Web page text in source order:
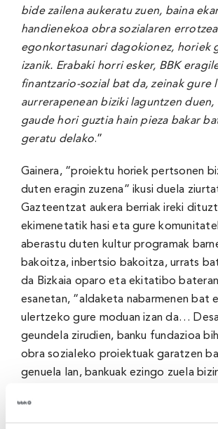
bide zailena aukeratu zuen, baina
handienekoa obra sozialaren
egonkortasunari dagokionez, horiek
izanik. Erabaki horri esker, BBK
finantzario-sozial bat da, zeinak gure
aurrerapenean biziki laguntzen duen,
gaude hori guztia hain pieza bakar
geratu delako.”
Gainera, “proiektu horiek pertsonen
duten eragin zuzena” ikusi duela
Gazteentzat aukera berriak ireki
ekimenetatik hasi eta gure
aberastu duten kultur programak
bakoitza, inbertsio bakoitza, urrats
da Bizkaia oparo eta ekitatibo
esanetan, “aldaketa nabarmenen bat
ulertzeko gure moduan izan da…
geundela zirudien, banku fundazioa
obra sozialeko proiektuak garatzen
genuela lan, bankuak ezingo zuela
eragiketa korporatiboek
batean, haren tamaina eta